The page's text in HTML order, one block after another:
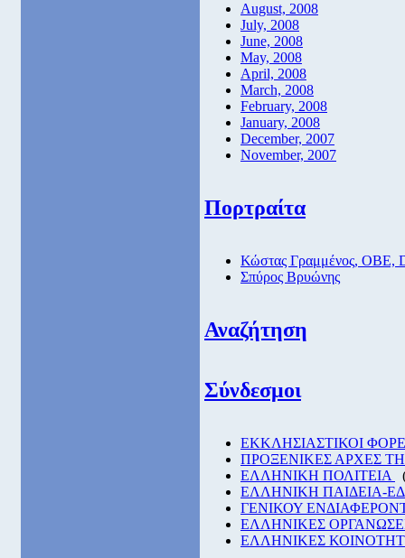
August, 2008
July, 2008
June, 2008
May, 2008
April, 2008
March, 2008
February, 2008
January, 2008
December, 2007
November, 2007
Πορτραίτα
Κώστας Γραμμένος, ΟΒΕ,
Σπύρος Βρυώνης
Αναζήτηση
Σύνδεσμοι
EKKΛΗΣΙΑΣΤΙΚΟΙ
ΠΡΟΞΕΝΙΚΕΣ ΑΡΧΕΣ
ΕΛΛΗΝΙΚΗ ΠΟΛΙΤΕΙΑ
ΕΛΛΗΝΙΚΗ ΠΑΙΔΕΙΑ-
ΓΕΝΙΚΟΥ
ΕΛΛΗΝΙΚΕΣ
ΕΛΛΗΝΙΚΕΣ